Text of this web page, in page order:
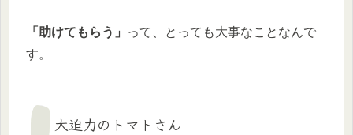
「助けてもらう」
って、とっても大事なことなんで
す。
大迫力のトマトさん